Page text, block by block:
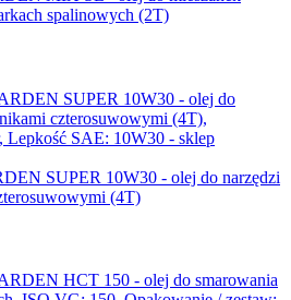
spalinowych (2T)
SUPER 10W30 - olej do narzędzi
(4T)